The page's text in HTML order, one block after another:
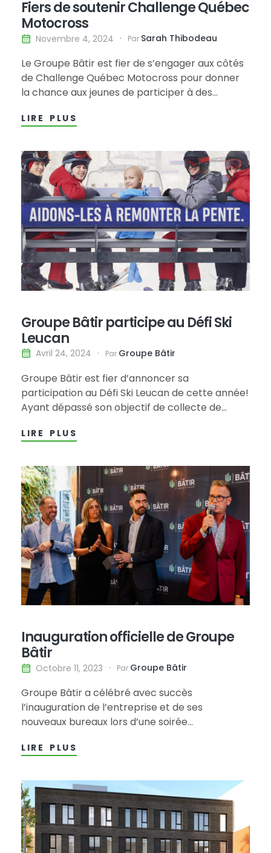
Fiers de soutenir Challenge Québec
Motocross
Novembre 4, 2024 Par Sarah Thibodeau
Le Groupe Bâtir est fier de s’engager aux côtés
de Challenge Québec Motocross pour donner
la chance aux jeunes de participer à des
province. Cette collaboration souligne
les encourage à poursuivre leurs rêves sportifs.
De…
LIRE PLUS
Groupe Bâtir participe au Défi Ski
Leucan
Avril 24, 2024 Par Groupe Bâtir
Groupe Bâtir est fier d’annoncer sa
participation au Défi Ski Leucan de cette année!
Ayant dépassé son objectif de collecte de
soutenir la cause des enfants atteints de
recherche clinique et à soutenir les…
LIRE PLUS
Inauguration officielle de Groupe
Bâtir
Octobre 11, 2023 Par Groupe Bâtir
Groupe Bâtir a célébré avec succès
l’inauguration de l’entreprise et de ses
nouveaux bureaux lors d’une soirée
septembre 2023, a rassemblé plus de 230
traitants, et fournisseurs du secteur. Les invités
ont été impressionnés par les installations
modernes,…
LIRE PLUS